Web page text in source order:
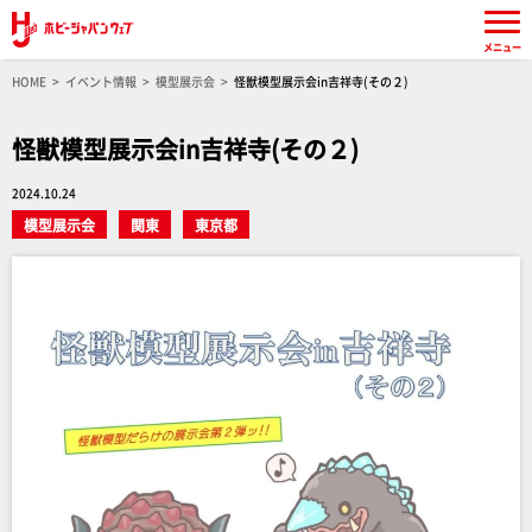
HOME イベント情報 模型展示会 怪獣模型展示会in吉祥寺(その２)
怪獣模型展示会in吉祥寺(その２)
2024.10.24
模型展示会 関東 東京都
メニュー